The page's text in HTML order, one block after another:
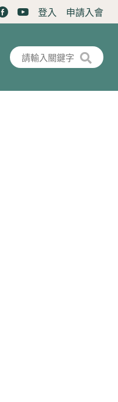
登入 申請入會
搜尋表單
搜尋